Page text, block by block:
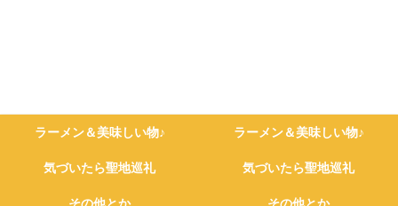
ラーメン＆美味しい物♪ ラーメン＆美味しい物♪
気づいたら聖地巡礼 気づいたら聖地巡礼